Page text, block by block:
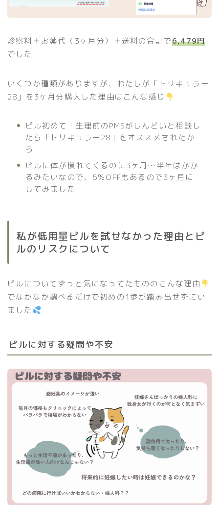
診察料＋お薬代（3ヶ月分）＋送料の合計で6,479円
でした
いくつか種類がありますが、わたしが「トリキュラー
28」を3ヶ月分購入した理由はこんな感じ
ピル初めて・生理前のPMSがしんどいと相談し
たら「トリキュラー28」をオススメされたか
ら
ピルに体が慣れてくるのに3ヶ月〜半年はかか
るみたいなので、5％OFFもあるので3ヶ月に
してみました
私が低用量ピルを試せなかった理由とピ
ルのリスクについて
ピルについてずっと気になってたもののこんな理由
でなかなか調べるだけで初めの1歩が踏み出せずにい
ました
ピルに対する疑問や不安